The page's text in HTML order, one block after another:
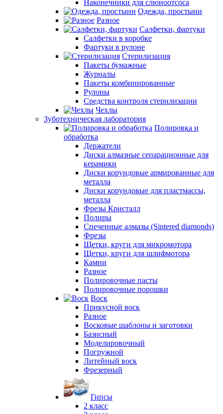
Наконечники для слюноотсоса
Одежда, простыни
Разное
Салфетки, фартуки
Салфетки в коробке
Фартуки в рулоне
Стерилизация
Пакеты бумажные
Журналы
Пакеты комбинированные
Рулоны
Средства контроля стерилизации
Чехлы
Зуботехническая лаборатория
Полировка и
обработка
Держатели
Диски алмазные сепарационные для
керамики
Диски корундовые армированные для
металла
Диски корундовые для пластмассы,
металла
Фрезы Кристалл
Полиры
Спеченные алмазы (Sintered diamonds)
Фрезы
Щетки, круги для микромотора
Щетки, круги для шлифмотора
Камни
Разное
Полировочные пасты
Полировочные порошки
Воск
Прикусной воск
Разное
Восковые шаблоны и заготовки
Базисный
Моделировочный
Погружной
Литейный воск
Фрезерный
Гипсы
2 класс